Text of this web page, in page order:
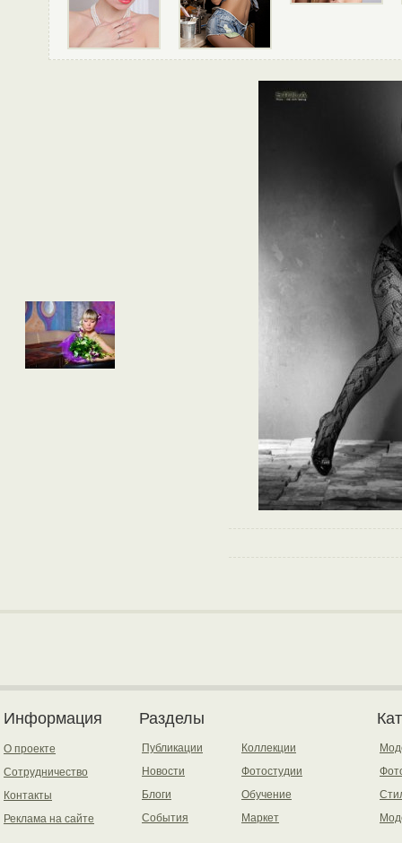
Информация
О проекте
Сотрудничество
Контакты
Реклама на сайте
Разделы
Публикации
Новости
Блоги
События
Коллекции
Фотостудии
Обучение
Маркет